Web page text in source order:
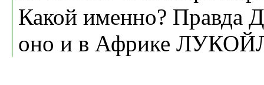
Какой именно?
оно и в Африке